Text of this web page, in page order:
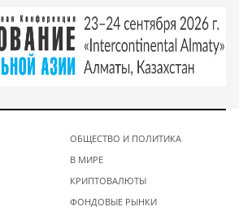
ОБЩЕСТВО И ПОЛИТИКА
В МИРЕ
КРИПТОВАЛЮТЫ
ФОНДОВЫЕ РЫНКИ